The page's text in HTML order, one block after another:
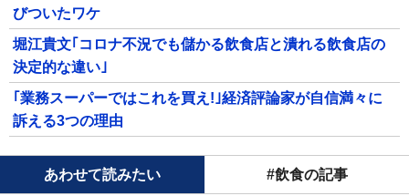
びついたワケ
堀江貴文｢コロナ不況でも儲かる飲食店と潰れる飲食店の
決定的な違い｣
｢業務スーパーではこれを買え!｣経済評論家が自信満々に
訴える3つの理由
あわせて読みたい #飲食の記事